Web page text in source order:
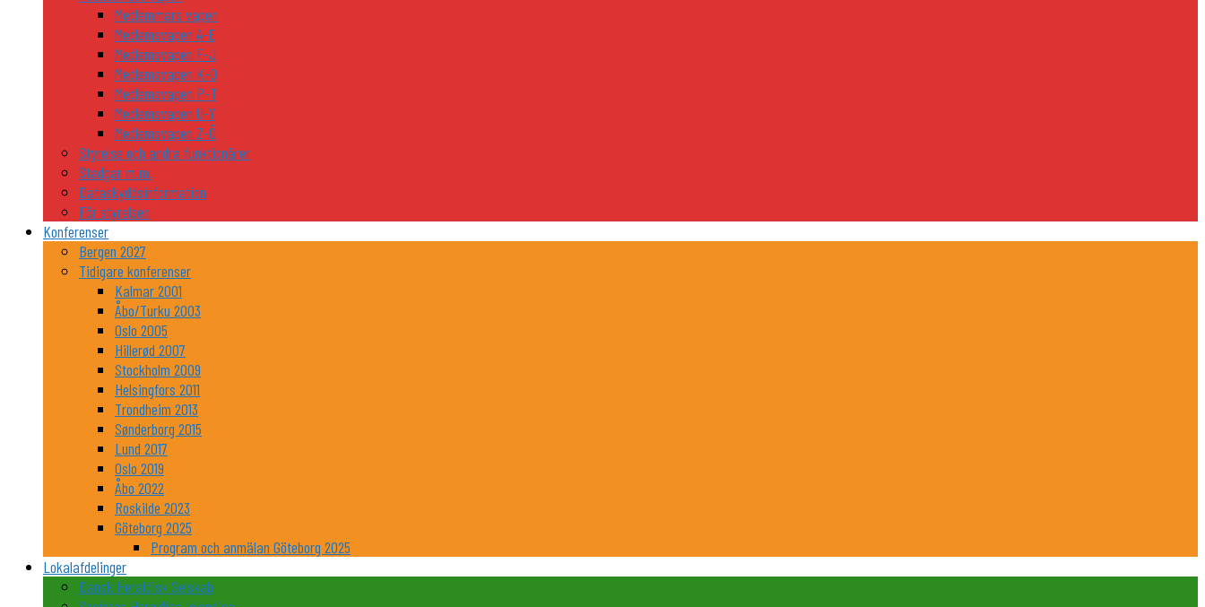
Medlemmars vapen
Medlemsvapen A-E
Medlemsvapen F-J
Medlemsvapen K-O
Medlemsvapen P-T
Medlemsvapen U-Y
Medlemsvapen Z-Ö
Styrelse och andra funktionärer
Stadgar m.m.
Dataskyddsinformation
För styrelsen
Konferenser
Bergen 2027
Tidigare konferenser
Kalmar 2001
Åbo/Turku 2003
Oslo 2005
Hillerød 2007
Stockholm 2009
Helsingfors 2011
Trondheim 2013
Sønderborg 2015
Lund 2017
Oslo 2019
Åbo 2022
Roskilde 2023
Göteborg 2025
Program och anmälan Göteborg 2025
Lokalafdelinger
Dansk Heraldisk Selskab